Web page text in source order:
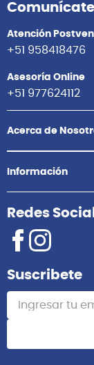
Atención
+51 958418476
Asesoría Online
+51 977624112
Acerca de
Información
Redes
Suscribete